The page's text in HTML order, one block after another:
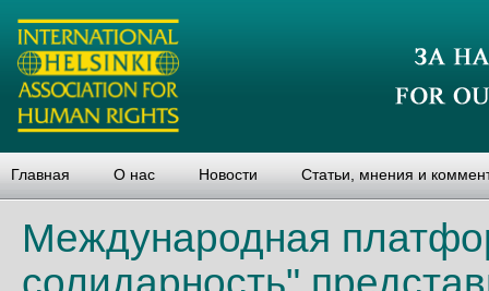
Главная О нас Новости Статьи, мнения и
Международная